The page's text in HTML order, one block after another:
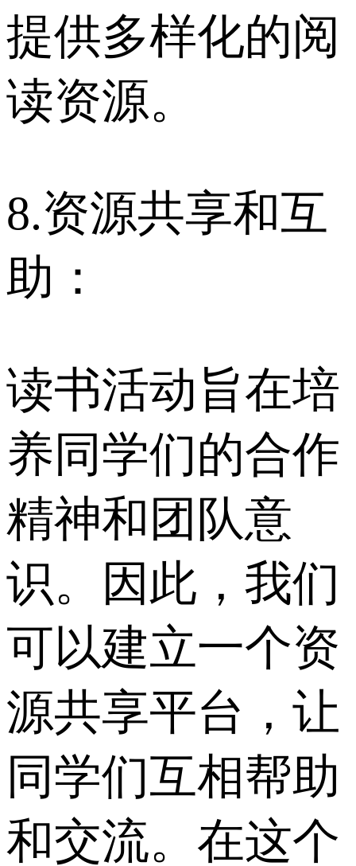
提供多样化的阅
读资源。
8.资源共享和互
助：
读书活动旨在培
养同学们的合作
精神和团队意
识。因此，我们
可以建立一个资
源共享平台，让
同学们互相帮助
和交流。在这个